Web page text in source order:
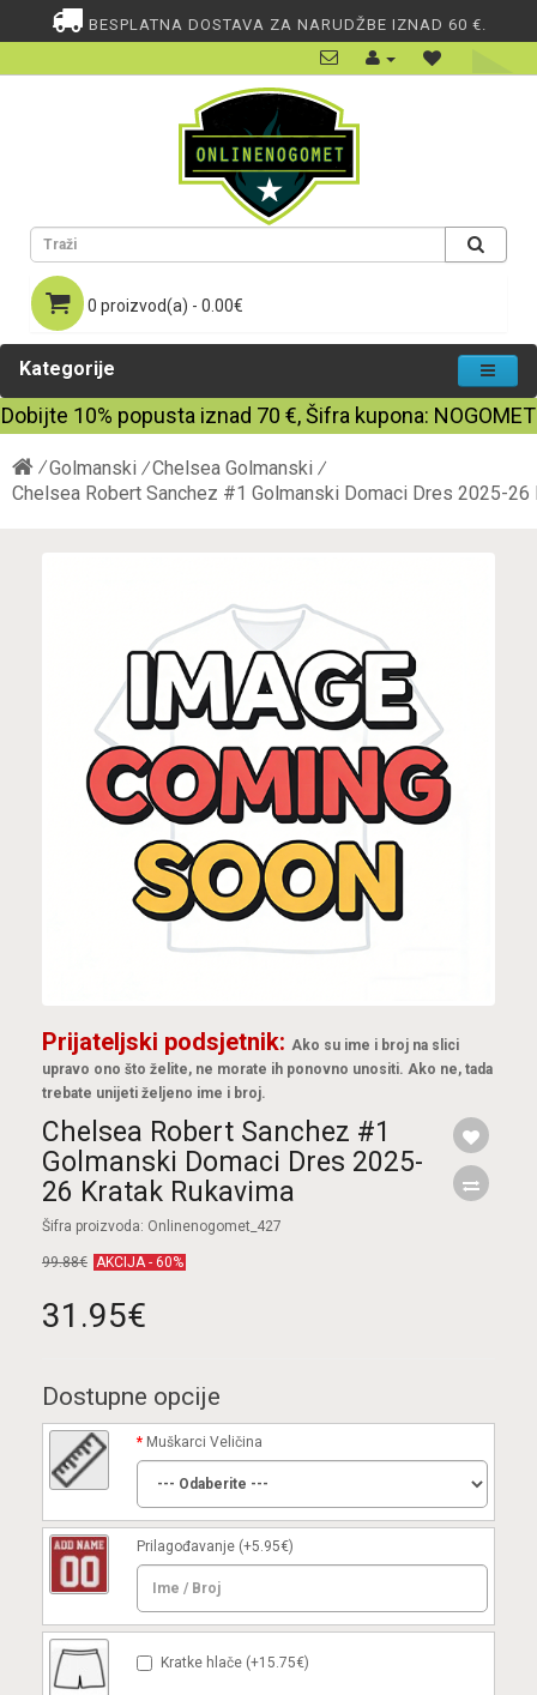
BESPLATNA DOSTAVA ZA NARUDŽBE IZNAD 60 €.
0 proizvod(a) - 0.00€
Kategorije
Dobijte 10% popusta iznad 70 €, Šifra kupona: NOGOMET
Golmanski
Chelsea Golmanski
Chelsea Robert Sanchez #1 Golmanski Domaci Dres 2025-26
Prijateljski podsjetnik: Ako su ime i broj na slici
upravo ono što želite, ne morate ih ponovno unositi. Ako ne, tada
trebate unijeti željeno ime i broj.
Chelsea Robert Sanchez #1
Golmanski Domaci Dres 2025-
26 Kratak Rukavima
Šifra proizvoda: Onlinenogomet_427
99.88€ AKCIJA - 60%
31.95€
Dostupne opcije
Muškarci Veličina
Prilagođavanje (+5.95€)
Kratke hlače (+15.75€)